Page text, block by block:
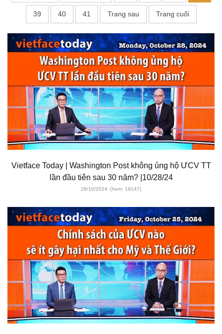
39 40 41 Trang sau Trang cuối
Vietface Today | Washington Post không ủng hộ ƯCV TT
lần đầu tiên sau 30 năm? |10/28/24
28/10/2024 (Xem: 19147)